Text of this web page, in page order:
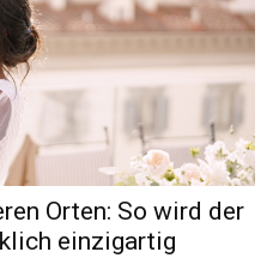
Orten: So wird der
einzigartig